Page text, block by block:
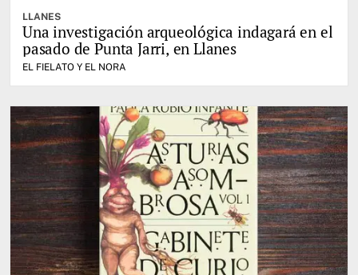
LLANES
Una investigación arqueológica indagará en el
pasado de Punta Jarri, en Llanes
EL FIELATO Y EL NORA